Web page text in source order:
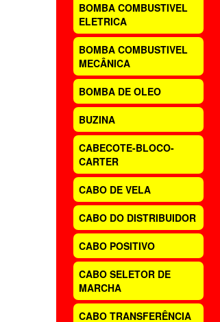
BOMBA COMBUSTIVEL
ELETRICA
BOMBA COMBUSTIVEL
MECÂNICA
BOMBA DE OLEO
BUZINA
CABECOTE-BLOCO-
CARTER
CABO DE VELA
CABO DO DISTRIBUIDOR
CABO POSITIVO
CABO SELETOR DE
MARCHA
CABO TRANSFERÊNCIA